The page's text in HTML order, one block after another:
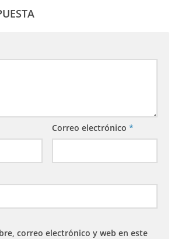
Correo electrónico *
correo electrónico y web en este